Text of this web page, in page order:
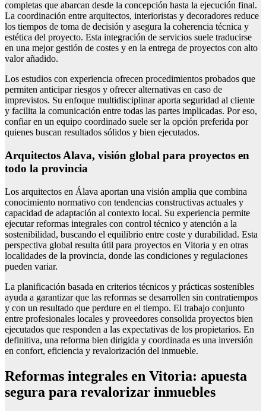
completas que abarcan desde la concepción hasta la ejecución final.
La coordinación entre arquitectos, interioristas y decoradores reduce
los tiempos de toma de decisión y asegura la coherencia técnica y
estética del proyecto. Esta integración de servicios suele traducirse
en una mejor gestión de costes y en la entrega de proyectos con alto
valor añadido.
Los estudios con experiencia ofrecen procedimientos probados que
permiten anticipar riesgos y ofrecer alternativas en caso de
imprevistos. Su enfoque multidisciplinar aporta seguridad al cliente
y facilita la comunicación entre todas las partes implicadas. Por eso,
confiar en un equipo coordinado suele ser la opción preferida por
quienes buscan resultados sólidos y bien ejecutados.
Arquitectos Alava, visión global para proyectos en
todo la provincia
Los arquitectos en Álava aportan una visión amplia que combina
conocimiento normativo con tendencias constructivas actuales y
capacidad de adaptación al contexto local. Su experiencia permite
ejecutar reformas integrales con control técnico y atención a la
sostenibilidad, buscando el equilibrio entre coste y durabilidad. Esta
perspectiva global resulta útil para proyectos en Vitoria y en otras
localidades de la provincia, donde las condiciones y regulaciones
pueden variar.
La planificación basada en criterios técnicos y prácticas sostenibles
ayuda a garantizar que las reformas se desarrollen sin contratiempos
y con un resultado que perdure en el tiempo. El trabajo conjunto
entre profesionales locales y proveedores consolida proyectos bien
ejecutados que responden a las expectativas de los propietarios. En
definitiva, una reforma bien dirigida y coordinada es una inversión
en confort, eficiencia y revalorización del inmueble.
Reformas integrales en Vitoria: apuesta
segura para revalorizar inmuebles